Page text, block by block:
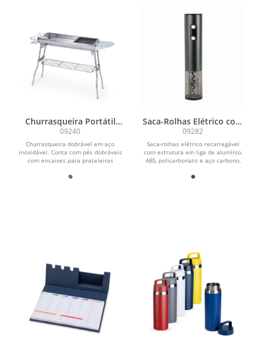
Churrasqueira Portátil
Inox
09240
Churrasqueira dobrável em aço
inoxidável. Conta com pés dobráveis
com encaixes para prateleiras
Saca-Rolhas Elétrico com
LED
09282
Saca-rolhas elétrico recarregável
com estrutura em liga de alumínio,
ABS, policarbonato e aço carbono,